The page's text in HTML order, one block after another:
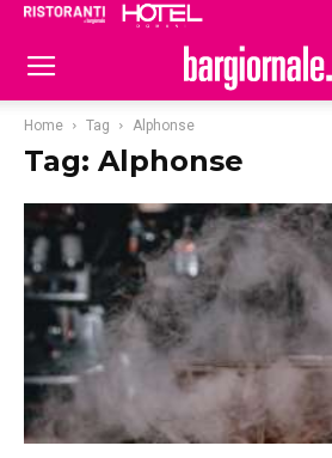
Home Tag Alphonse
Tag: Alphonse